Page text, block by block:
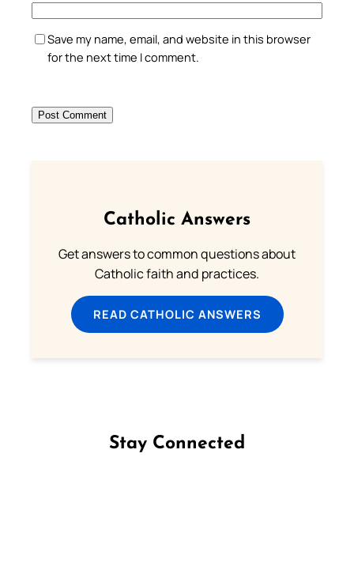
Save my name, email, and website in this browser
for the next time I comment.
Catholic Answers
Get answers to common questions about
Catholic faith and practices.
READ CATHOLIC ANSWERS
Stay Connected